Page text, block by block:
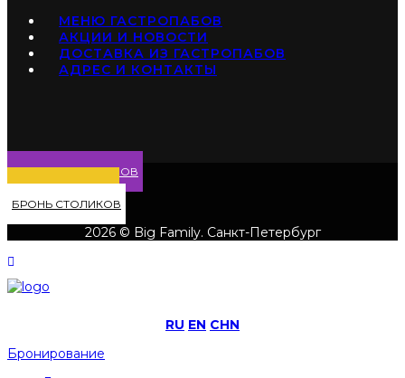
МЕНЮ ГАСТРОПАБОВ
АКЦИИ И НОВОСТИ
ДОСТАВКА ИЗ ГАСТРОПАБОВ
АДРЕС И КОНТАКТЫ
МЕНЮ ГАСТРОПАБОВ
ДОСТАВКА БЛЮД
БРОНЬ СТОЛИКОВ
2026 © Big Family. Санкт-Петербург
RU EN CHN
Бронирование